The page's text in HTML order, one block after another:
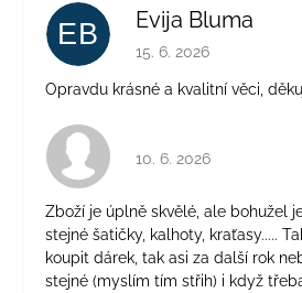
EB Evija Bluma
Hodnocení obchodu je
15. 6. 2026
Opravdu krásné a kvalitní věci,
Hodnocení obchodu je
10. 6. 2026
Zboží je úplně skvělé, ale bohužel
stejné šatičky, kalhoty, kraťasy.....
koupit dárek, tak asi za další rok
stejné (myslím tím střih) i když